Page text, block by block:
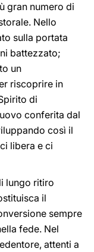
gran numero di
Nello
sulla portata
battezzato;
un
riscoprire in
di
conferita dal
così il
libera e ci
lungo ritiro
il
sempre
fede. Nel
attenti a